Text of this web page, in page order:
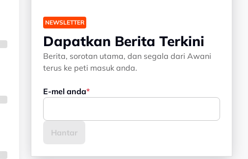
NEWSLETTER
Dapatkan Berita Terkini
Berita, sorotan utama, dan segala dari Awani
terus ke peti masuk anda.
E-mel anda